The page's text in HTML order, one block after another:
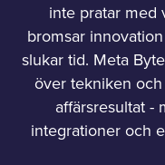
inte pratar med
bromsar
slukar tid. Meta
över tekniken och
affärsresultat -
integrationer och